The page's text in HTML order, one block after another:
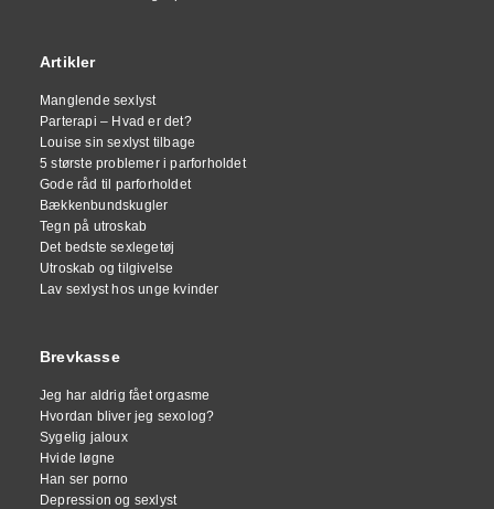
Artikler
Manglende sexlyst
Parterapi – Hvad er det?
Louise sin sexlyst tilbage
5 største problemer i parforholdet
Gode råd til parforholdet
Bækkenbundskugler
Tegn på utroskab
Det bedste sexlegetøj
Utroskab og tilgivelse
Lav sexlyst hos unge kvinder
Brevkasse
Jeg har aldrig fået orgasme
Hvordan bliver jeg sexolog?
Sygelig jaloux
Hvide løgne
Han ser porno
Depression og sexlyst